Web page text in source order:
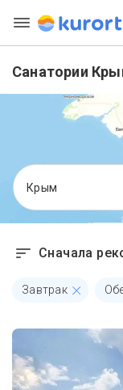
Санатории
Крым
Сначала
Завтрак